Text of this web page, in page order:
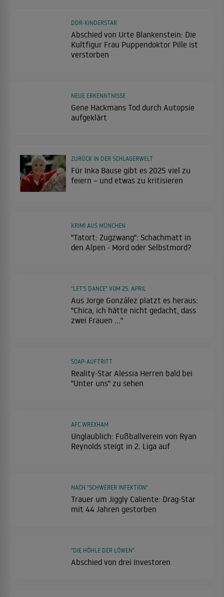
Abschied von Urte Blankenstein: Die
Kultfigur Frau Puppendoktor Pille ist
verstorben
DDR-KINDERSTAR
Gene Hackmans Tod durch Autopsie
aufgeklärt
NEUE ERKENNTNISSE
Für Inka Bause gibt es 2025 viel zu
feiern – und etwas zu kritisieren
ZURÜCK IN DER SCHLAGERWELT
"Tatort: Zugzwang": Schachmatt in
den Alpen - Mord oder Selbstmord?
KRIMI AUS MÜNCHEN
Aus Jorge González platzt es heraus:
"Chica, ich hätte nicht gedacht, dass
zwei Frauen ..."
"LET'S DANCE" VOM 25. APRIL
Reality-Star Alessia Herren bald bei
"Unter uns" zu sehen
SOAP-AUFTRITT
Unglaublich: Fußballverein von Ryan
Reynolds steigt in 2. Liga auf
AFC WREXHAM
Trauer um Jiggly Caliente: Drag-Star
mit 44 Jahren gestorben
NACH "SCHWERER INFEKTION"
Abschied von drei Investoren
"DIE HÖHLE DER LÖWEN"